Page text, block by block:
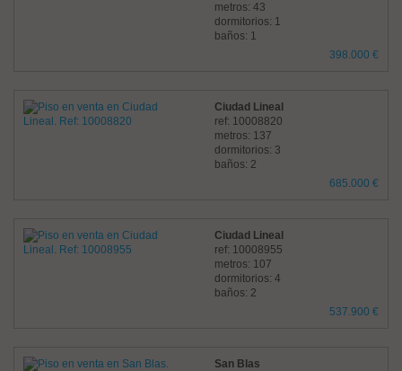
metros: 43
dormitorios: 1
baños: 1
398.000 €
Ciudad Lineal
ref: 10008820
metros: 137
dormitorios: 3
baños: 2
685.000 €
Ciudad Lineal
ref: 10008955
metros: 107
dormitorios: 4
baños: 2
537.900 €
San Blas